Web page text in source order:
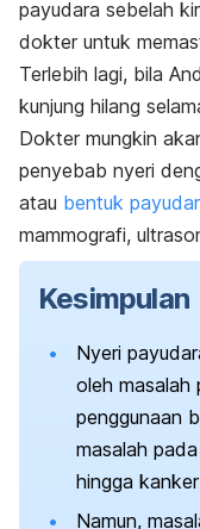
payudara sebelah
dokter untuk
Terlebih lagi, bila
kunjung hilang
Dokter mungkin
penyebab nyeri
atau bentuk
mammografi,
Kesimpulan
Nyeri
oleh masalah
penggunaan
masalah
hingga
Namun,